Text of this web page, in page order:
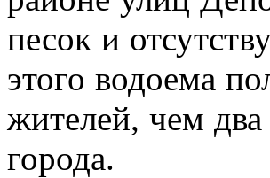
песок и
этого водоема
жителей, чем
города.